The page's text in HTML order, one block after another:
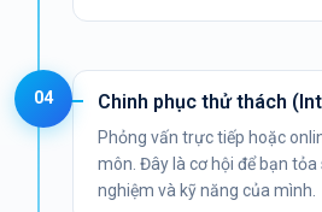
04 Chinh phục thử thách
Phỏng vấn trực tiếp hoặc
môn. Đây là cơ hội để bạn
nghiệm và kỹ năng của mình.